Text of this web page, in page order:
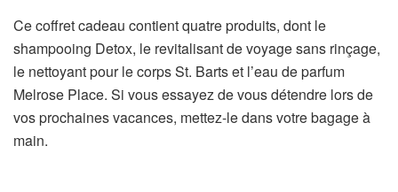
Ce coffret cadeau contient quatre produits, dont le
shampooing Detox, le revitalisant de voyage sans rinçage,
le nettoyant pour le corps St. Barts et l’eau de parfum
Melrose Place. Si vous essayez de vous détendre lors de
vos prochaines vacances, mettez-le dans votre bagage à
main.